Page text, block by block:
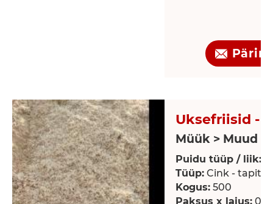
Uksefriisid -
Müük > Muud
Puidu tüüp / liik:
Tüüp: Cink -
Kogus: 500
Paksus x laius: 0 x